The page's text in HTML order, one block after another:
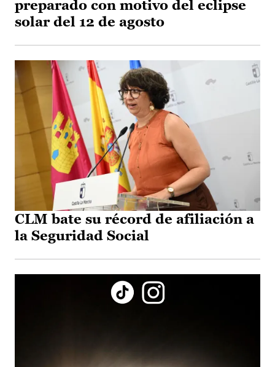
preparado con motivo del eclipse
solar del 12 de agosto
CLM bate su récord de afiliación a
la Seguridad Social